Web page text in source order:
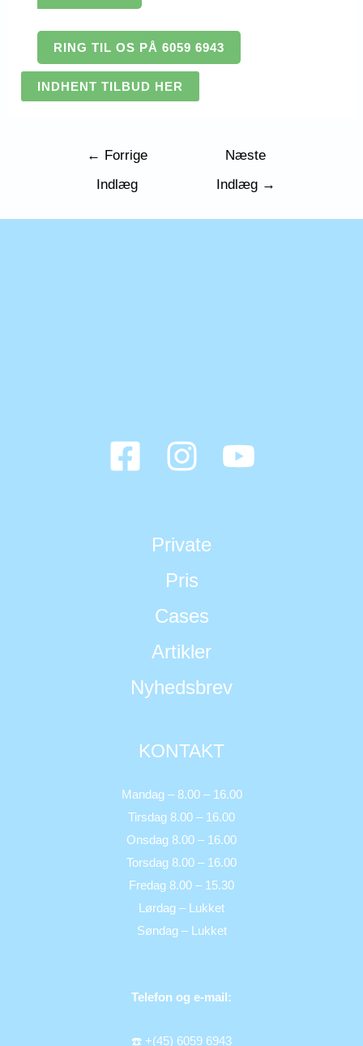
RING TIL OS PÅ 6059 6943
INDHENT TILBUD HER
Indlægsnavigation
← Forrige
Indlæg
Næste
Indlæg →
Private
Pris
Cases
Artikler
Nyhedsbrev
KONTAKT
Mandag – 8.00 – 16.00
Tirsdag 8.00 – 16.00
Onsdag 8.00 – 16.00
Torsdag 8.00 – 16.00
Fredag 8.00 – 15.30
Lørdag – Lukket
Søndag – Lukket
Telefon og e-mail:
☎️ +(45) 6059 6943